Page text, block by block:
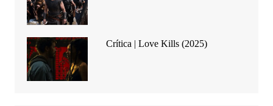
Crítica | Love Kills (2025)